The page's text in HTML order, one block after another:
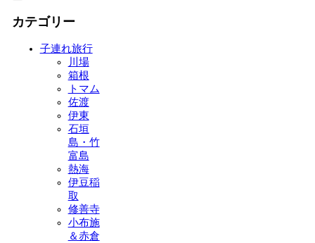
カテゴリー
子連れ旅行
川場
箱根
トマム
佐渡
伊東
石垣
島・竹
富島
熱海
伊豆稲
取
修善寺
小布施
＆赤倉